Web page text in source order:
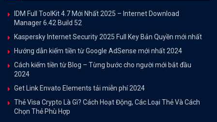
IDM Full ToolKit 4.7 Mới Nhất 2025 – Internet Download
Manager 6.42 Build 52
Kaspersky Internet Security 2025 Full Key Bản Quyền mới nhất
Hướng dẫn kiếm tiền từ Google AdSense mới nhất 2024
Cách kiếm tiền từ Blog – Từng bước cho người mới bắt đầu
2024
Get Link Envato Elements tải miễn phí 2024
Thẻ Visa Crypto Là Gì? Cách Hoạt Động, Các Loại Thẻ Và Cách
Chọn Thẻ Phù Hợp